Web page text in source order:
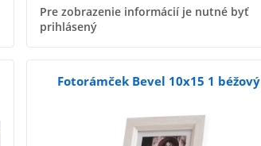
Pre zobrazenie informácií je nutné byť
prihlásený
Fotorámček Bevel 10x15 1 béžový